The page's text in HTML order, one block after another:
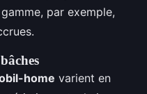
par exemple,
home varient en